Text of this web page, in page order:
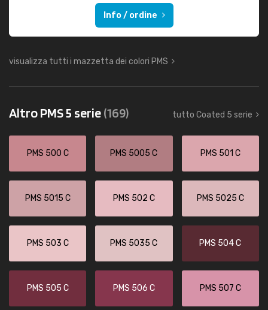
Info / ordine
visualizza tutti i mazzetta dei colori PMS
Altro PMS 5 serie(169) tutto Coated 5 serie
PMS 500 C PMS 5005 C PMS 501 C
PMS 5015 C PMS 502 C PMS 5025 C
PMS 503 C PMS 5035 C PMS 504 C
PMS 505 C PMS 506 C PMS 507 C